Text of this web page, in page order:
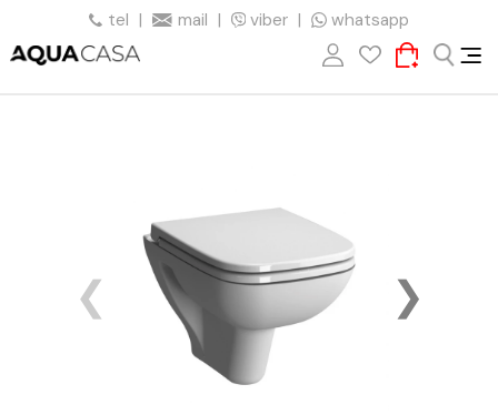
tel | mail | viber | whatsapp